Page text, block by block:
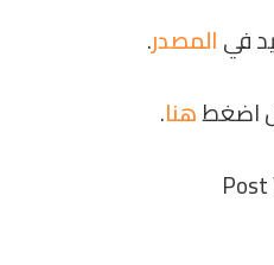
فيالمصدر.
اضغطهنا.